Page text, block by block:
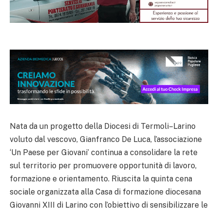
Nata da un progetto della Diocesi di Termoli–Larino
voluto dal vescovo, Gianfranco De Luca, l’associazione
‘Un Paese per Giovani’ continua a consolidare la rete
sul territorio per promuovere opportunità di lavoro,
formazione e orientamento. Riuscita la quinta cena
sociale organizzata alla Casa di formazione diocesana
Giovanni XIII di Larino con l’obiettivo di sensibilizzare le